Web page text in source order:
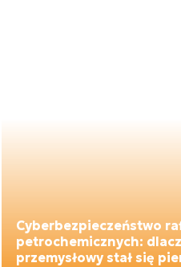
Cyberbezpieczeństwo
petrochemicznych:
przemysłowy stał się